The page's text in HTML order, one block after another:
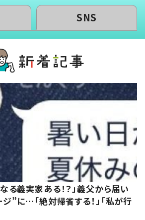
SNS
る義実家ある！？」義父から届い
”に…「絶対帰省する！」「私が行